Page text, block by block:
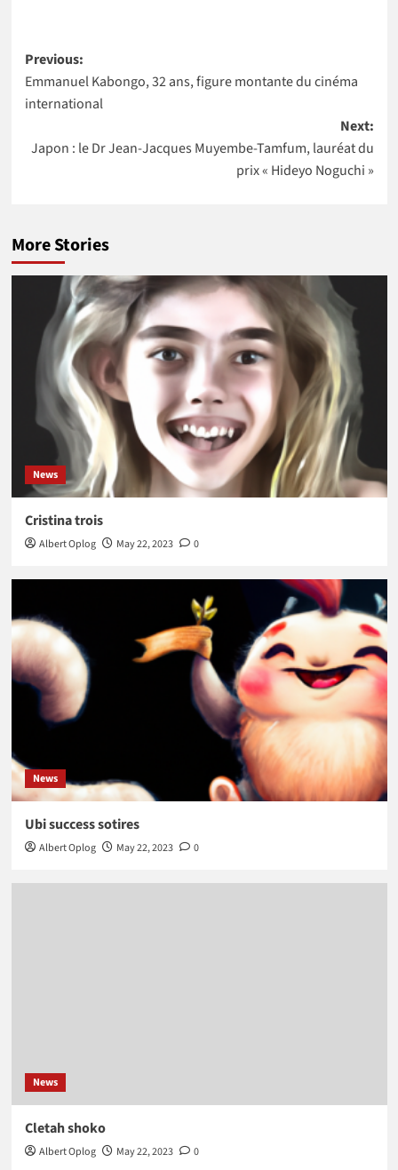
remportent
l’Africa Food
Prize 2020
Ghana
Post
navigation
Previous:
Emmanuel Kabongo, 32 ans, figure montante du cinéma
international
Next:
Japon : le Dr Jean-Jacques Muyembe-Tamfum, lauréat du
prix « Hideyo Noguchi »
More Stories
News
Cristina trois
Albert Oplog May 22, 2023 0
News
Ubi success sotires
Albert Oplog May 22, 2023 0
News
Cletah shoko
Albert Oplog May 22, 2023 0